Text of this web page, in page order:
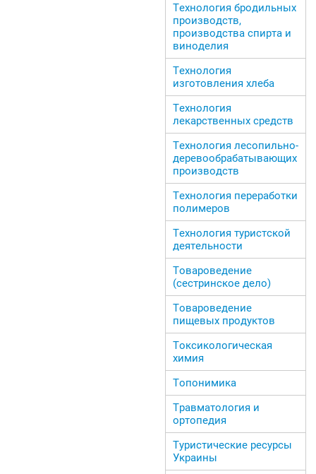
Технология бродильных
производств,
производства спирта и
виноделия
Технология
изготовления хлеба
Технология
лекарственных средств
Технология лесопильно-
деревообрабатывающих
производств
Технология переработки
полимеров
Технология туристской
деятельности
Товароведение
(сестринское дело)
Товароведение
пищевых продуктов
Токсикологическая
химия
Топонимика
Травматология и
ортопедия
Туристические ресурсы
Украины